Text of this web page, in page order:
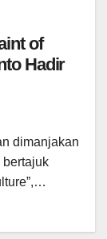
of
Hadir
dimanjakan
bertajuk